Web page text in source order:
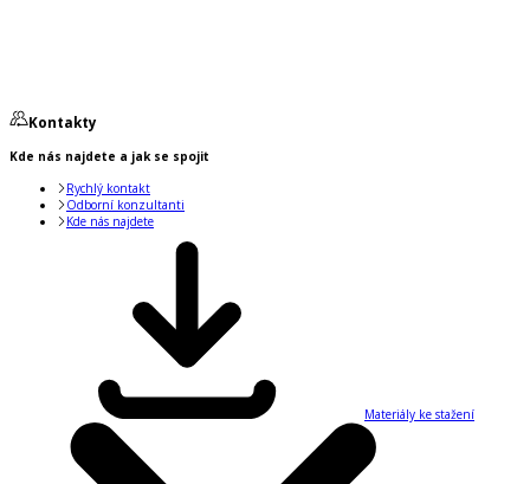
Kontakty
Kde nás najdete a jak se spojit
Rychlý kontakt
Odborní konzultanti
Kde nás najdete
Materiály ke stažení